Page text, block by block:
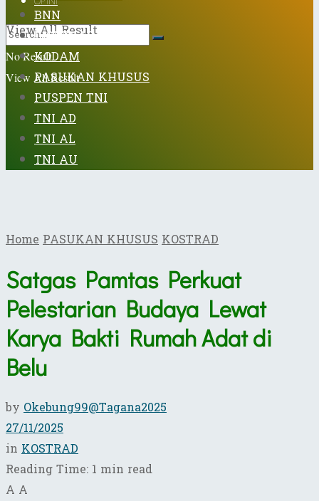
No Result
View All Result
View All Result
BNN
DISPENAD
KODAM
PASUKAN KHUSUS
PUSPEN TNI
TNI AD
TNI AL
TNI AU
HomePASUKAN KHUSUSKOSTRAD
Satgas Pamtas Perkuat
Pelestarian Budaya Lewat
Karya Bakti Rumah Adat di
Belu
by Okebung99@Tagana2025
27/11/2025
in KOSTRAD
Reading Time: 1 min read
A A